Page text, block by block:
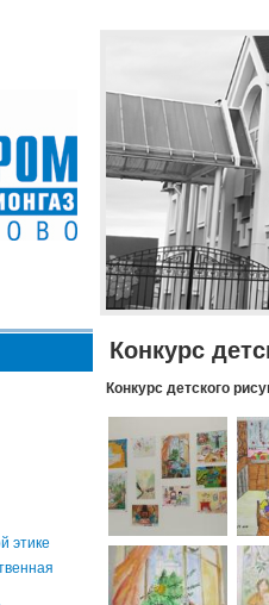
этике
Конкурс
Конкурс детского